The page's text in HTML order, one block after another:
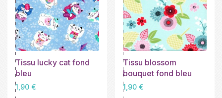
Tissu lucky cat fond
bleu
Prix
1,90 €
Tissu blossom
bouquet fond bleu
Prix
1,90 €